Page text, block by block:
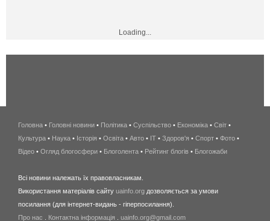
Loading...
беспроводной
интернет
киев
wimax
в
Головна • Головні новини • Політика • Суспільство • Економіка • Світ •
Культура • Наука • Історія • Освіта • Авто • IT • Здоров'я • Спорт • Фото •
Відео • Огляд блогосфери • Блоголента • Рейтинг блогів • Блогожаби
Всі новини належать їх правовласникам.
Використання матеріалів сайту uainfo.org дозволяється за умови
посилання (для інтернет-видань - гіперпосилання).
Про нас
Контактна інформація uainfo.org@gmail.com